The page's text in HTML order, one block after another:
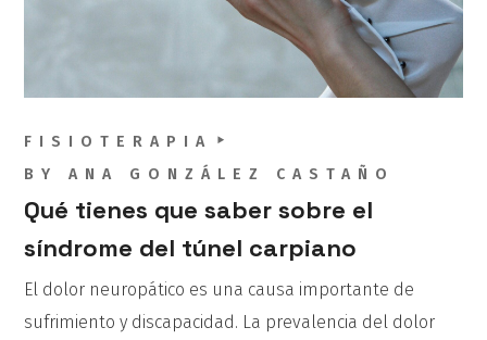
FISIOTERAPIA
BYANA GONZÁLEZ CASTAÑO
Qué tienes que saber sobre el
síndrome del túnel carpiano
El dolor neuropático es una causa importante de
sufrimiento y discapacidad. La prevalencia del dolor